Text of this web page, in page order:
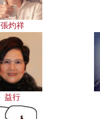
張灼祥
益行